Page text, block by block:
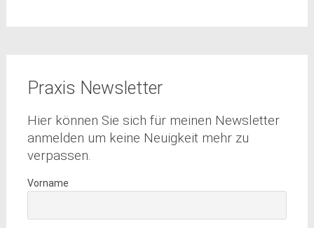
Praxis Newsletter
Hier können Sie sich für meinen Newsletter
anmelden um keine Neuigkeit mehr zu
verpassen.
Vorname